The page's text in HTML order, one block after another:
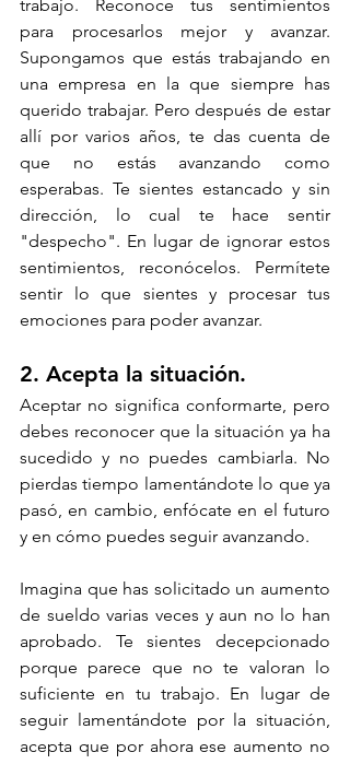
trabajo. Reconoce tus sentimientos
para procesarlos mejor y avanzar.
Supongamos que estás trabajando en
una empresa en la que siempre has
querido trabajar. Pero después de estar
allí por varios años, te das cuenta de
que no estás avanzando como
esperabas. Te sientes estancado y sin
dirección, lo cual te hace sentir
"despecho". En lugar de ignorar estos
sentimientos, reconócelos. Permítete
sentir lo que sientes y procesar tus
emociones para poder avanzar.
2. Acepta la situación.
Aceptar no significa conformarte, pero
debes reconocer que la situación ya ha
sucedido y no puedes cambiarla. No
pierdas tiempo lamentándote lo que ya
pasó, en cambio, enfócate en el futuro
y en cómo puedes seguir avanzando.
Imagina que has solicitado un aumento
de sueldo varias veces y aun no lo han
aprobado. Te sientes decepcionado
porque parece que no te valoran lo
suficiente en tu trabajo. En lugar de
seguir lamentándote por la situación,
acepta que por ahora ese aumento no